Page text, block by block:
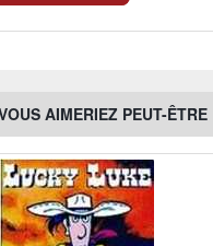
AIMERIEZ PEUT-ÊTRE